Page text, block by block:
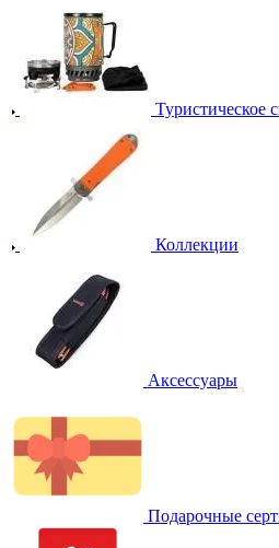
Туристическое
Коллекции
Аксессуары
Подарочные